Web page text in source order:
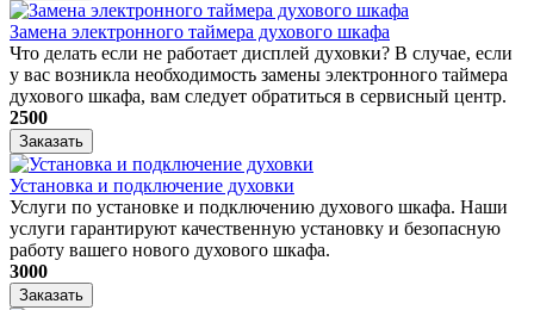
Замена электронного таймера духового шкафа
Что делать если не работает дисплей духовки? В случае, если
у вас возникла необходимость замены электронного таймера
духового шкафа, вам следует обратиться в сервисный центр.
2500
Заказать
Установка и подключение духовки
Услуги по установке и подключению духового шкафа. Наши
услуги гарантируют качественную установку и безопасную
работу вашего нового духового шкафа.
3000
Заказать